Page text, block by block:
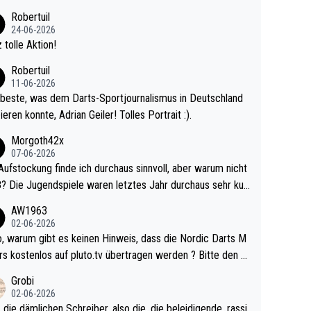
Da gewinnst keinen Blumentopf - ist ja n
eines Kreisligisten vs einem Bu
Robertuil
24-06-2026
tolle Aktion!
Robertuil
11-06-2026
was dem Darts-Sportjournalismus in Deutschland
konnte, Adrian Geiler! Tolles Portrait :).
Morgoth42x
07-06-2026
finde ich durchaus sinnvoll, aber warum nicht
sehr kur
Somit ändert die automatische Qualifikation des Weltm
nichts. Ich denke sie wollen damit für nächste
wenig WDF Turniere spielen. Dies war bei Archie Self l
Jahr der Fall. Er musste als amtierender Weltmeister d
AW1963
02-06-2026
M
kostenlos auf pluto.tv übertragen werden ? Bitte den A
Grobi
02-06-2026